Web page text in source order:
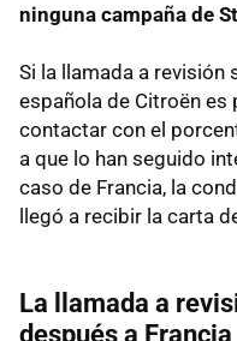
ninguna campaña de
Si la llamada a revisión
española de Citroën es
contactar con el
a que lo han seguido
caso de Francia, la
llegó a recibir la carta
La llamada a
después a Francia